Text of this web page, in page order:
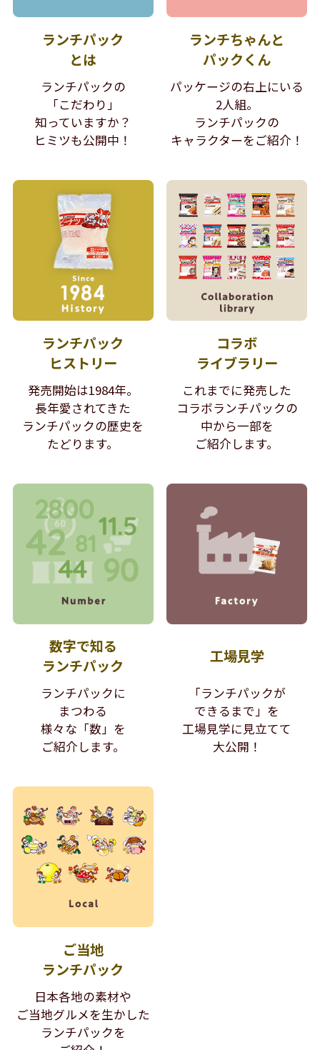
ランチパック
とは
ランチパックの
「こだわり」
知っていますか？
ヒミツも公開中！
ランチちゃんと
パックくん
パッケージの右上にいる
2人組。
ランチパックの
キャラクターをご紹介！
ランチパック
ヒストリー
発売開始は1984年。
長年愛されてきた
ランチパックの歴史を
たどります。
コラボ
ライブラリー
これまでに発売した
コラボランチパックの
中から一部を
ご紹介します。
数字で知る
ランチパック
ランチパックに
まつわる
様々な「数」を
ご紹介します。
工場見学
「ランチパックが
できるまで」を
工場見学に見立てて
大公開！
ご当地
ランチパック
日本各地の素材や
ご当地グルメを生かした
ランチパックを